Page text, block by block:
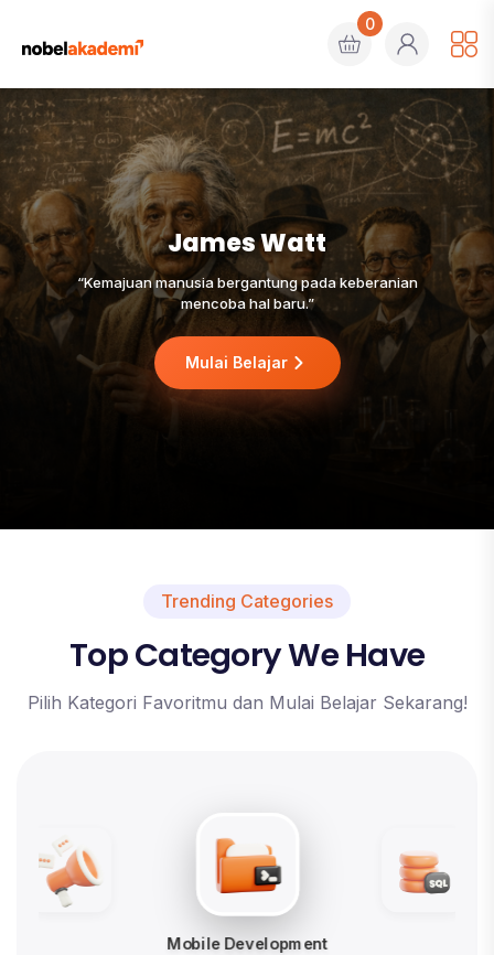
0
Alan Kay
Cara terbaik untuk memprediksi masa depan adalah
dengan menciptakannya.
Lihat Alur Belajar
James Watt
“Kemajuan manusia bergantung pada keberanian
mencoba hal baru.”
Mulai Belajar
Trending Categories
Top Category We Have
Pilih Kategori Favoritmu dan Mulai Belajar Sekarang!
Data Science